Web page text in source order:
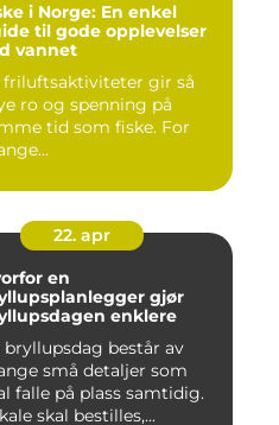
i Norge: En enkel
til gode opplevelser
vannet
friluftsaktiviteter gir så
ro og spenning på
tid som fiske. For
22. apr
en
gjør
enklere
bryllupsdag består av
små detaljer som
falle på plass samtidig.
skal bestilles,...